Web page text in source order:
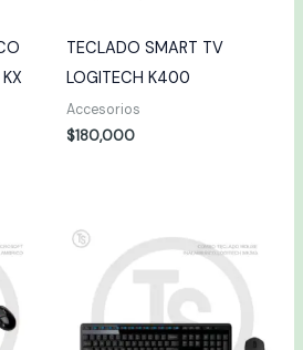
TECLADO SMART TV
LOGITECH K400
Accesorios
$180,000